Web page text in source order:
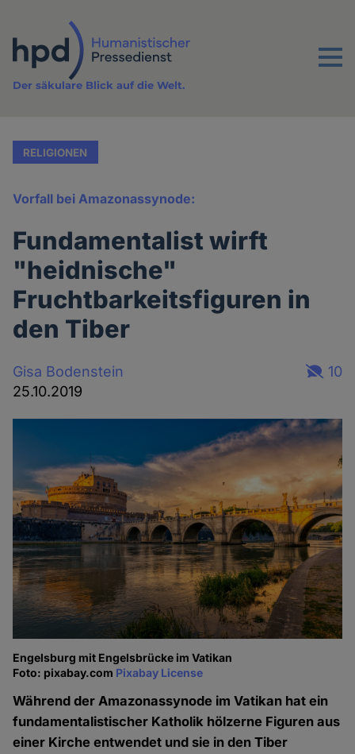
Inhalt
Menu
Der säkulare Blick auf die Welt.
RELIGIONEN
Vorfall bei Amazonassynode:
Fundamentalist wirft
"heidnische"
Fruchtbarkeitsfiguren in
den Tiber
Gisa Bodenstein
25.10.2019
10
Engelsburg mit Engelsbrücke im Vatikan
Foto: pixabay.com Pixabay License
Während der Amazonassynode im Vatikan hat ein
fundamentalistischer Katholik hölzerne Figuren aus
einer Kirche entwendet und sie in den Tiber